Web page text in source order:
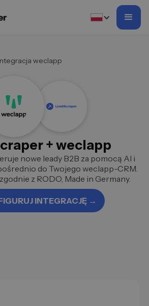
weclapp
+ weclapp
nowe leady B2B za pomocą AI i
do Twojego weclapp-CRM.
z RODO, Made in Germany.
INTEGRACJĘ →